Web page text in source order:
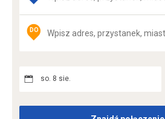
DO
so. 8 sie.